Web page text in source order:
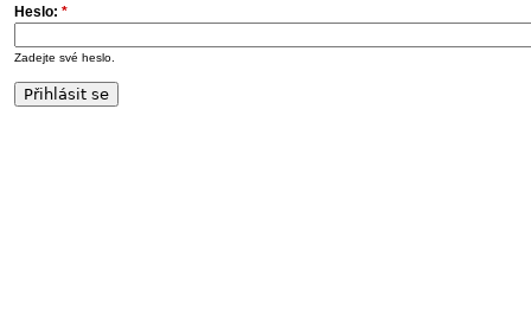
Heslo: *
Zadejte své heslo.